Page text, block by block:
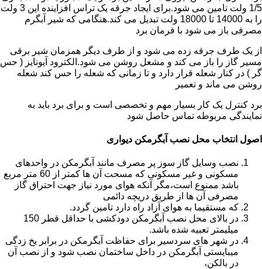
1/5 ولت تامین می شود.برای ایجاد جرقه یک تراس افزاینده این 3 ولت
را به 14000 تا 18000 ولت تبدیل می کند.هنگامی که شیر آبگرم
مصرفی باز می شود با فرمان برد
از یک طرف جرقه زده می شود و از طرف دیگر همزمان شیر برقی
مسیر گاز را باز می کند و مشعل روشن می شود.الکترود آیونایز ( حس
گر ) در کنار شعله قرار دارد و تا زمانی که شعله را حس کند شعله
روشن می ماند و تعمیر
برد کنترل یک کار بسیار مهم و تخصصی است و برای برد باید به
نمایندگی مربوطه تماس حاصل شود
اصول انتخاب محل نصب آبگرمکن دیواری
نصب وسایل گاز سوز پر مصرف مانند آبگرمکن در واحدهای
مسکونی و غیر مسکونی که مسحت آن ها کمتر از 60 متر مربع
باشد ممنوع است،مگر آنکه هوای مورد نیاز جهت احتراق گاز
مصرفی آن ها از طریق دریچه دائمی
که مستقیما به هوای آزاد راه دارد تامین گردد.
در بالای محل نصب آبگرمکن دودکشی با حداقل قطر 150
میلیمتر تعبیه شده باشد.
در شهر های سردسیر برای حفاظت آبگرمکن در برابر یخ زدگی
میبایستی آبگرمکن در داخل ساختمان نصب شود و از نصب آن
در بالکن،